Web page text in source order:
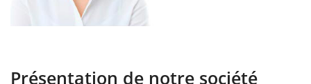
Présentation de notre société